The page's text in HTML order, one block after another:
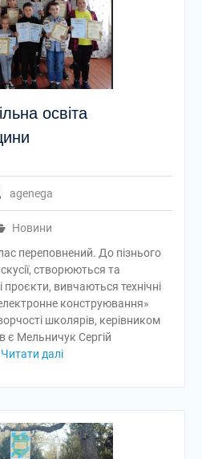
освіта
agenega
Новини
переповнений. До пізнього
створюються та
вивчаються технічні
конструювання»
школярів, керівником
є Мельничук Сергій
Читати далі